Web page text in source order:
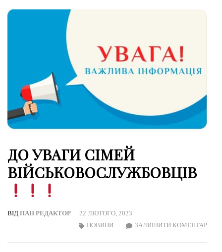
ДО УВАГИ СІМЕЙ
ВІЙСЬКОВОСЛУЖБОВЦІВ
ВІД ПАН РЕДАКТОР
22 ЛЮТОГО, 2023
ЗАЛИШИТИ КОМЕНТАРON
НОВИНИ